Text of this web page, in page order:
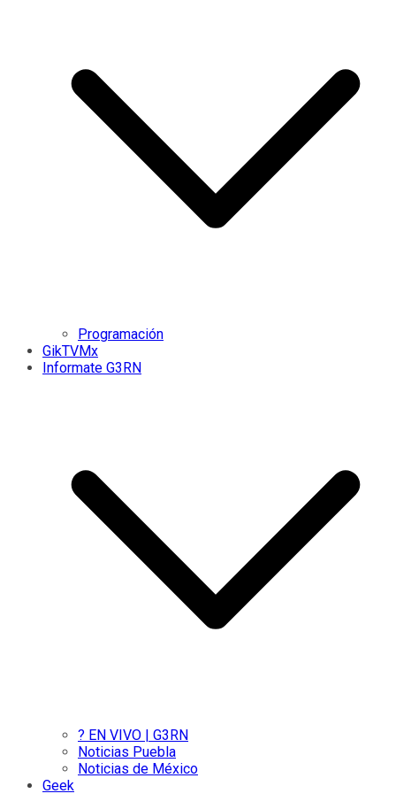
Programación
GikTVMx
Informate G3RN
? EN VIVO | G3RN
Noticias Puebla
Noticias de México
Geek